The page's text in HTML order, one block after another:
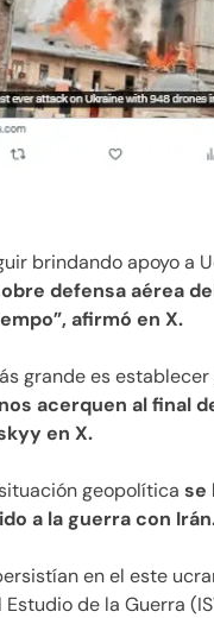
brindando apoyo a
defensa aérea
afirmó en X.
grande es
acerquen al final
en X.
geopolítica se
a la guerra con
en el este
de la Guerra